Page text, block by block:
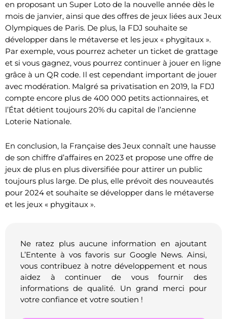
en proposant un Super Loto de la nouvelle année dès le
mois de janvier, ainsi que des offres de jeux liées aux Jeux
Olympiques de Paris. De plus, la FDJ souhaite se
développer dans le métaverse et les jeux « phygitaux ».
Par exemple, vous pourrez acheter un ticket de grattage
et si vous gagnez, vous pourrez continuer à jouer en ligne
grâce à un QR code. Il est cependant important de jouer
avec modération. Malgré sa privatisation en 2019, la FDJ
compte encore plus de 400 000 petits actionnaires, et
l’État détient toujours 20% du capital de l’ancienne
Loterie Nationale.
En conclusion, la Française des Jeux connaît une hausse
de son chiffre d’affaires en 2023 et propose une offre de
jeux de plus en plus diversifiée pour attirer un public
toujours plus large. De plus, elle prévoit des nouveautés
pour 2024 et souhaite se développer dans le métaverse
et les jeux « phygitaux ».
Ne ratez plus aucune information en ajoutant
L’Entente à vos favoris sur Google News. Ainsi,
vous contribuez à notre développement et nous
aidez à continuer de vous fournir des
informations de qualité. Un grand merci pour
votre confiance et votre soutien !